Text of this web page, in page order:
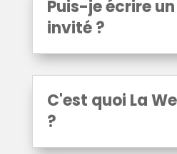
Puis-je écrire
invité ?
C'est quoi La
?